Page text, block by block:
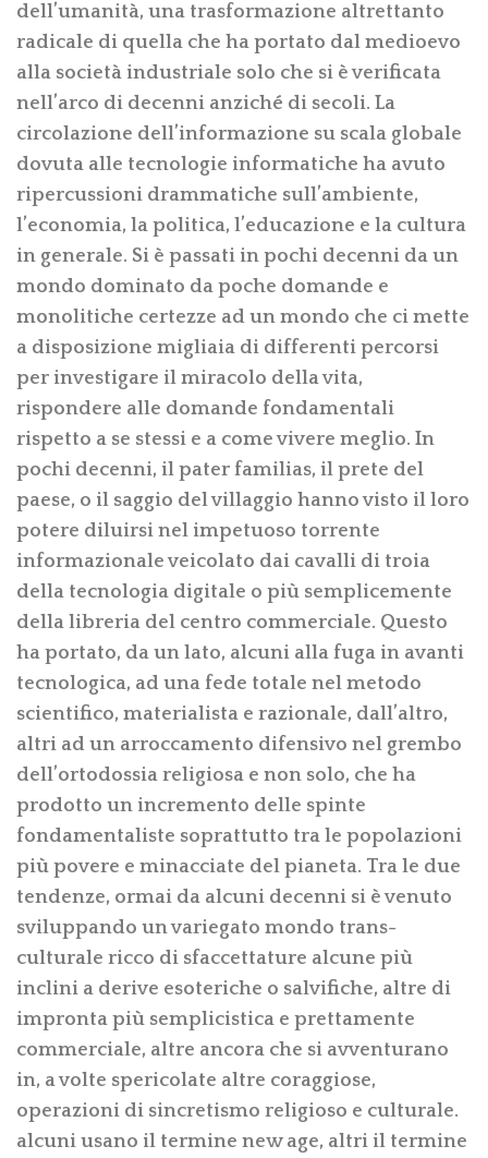
dell’umanità, una trasformazione altrettanto
radicale di quella che ha portato dal medioevo
alla società industriale solo che si è verificata
nell’arco di decenni anziché di secoli. La
circolazione dell’informazione su scala globale
dovuta alle tecnologie informatiche ha avuto
ripercussioni drammatiche sull’ambiente,
l’economia, la politica, l’educazione e la cultura
in generale. Si è passati in pochi decenni da un
mondo dominato da poche domande e
monolitiche certezze ad un mondo che ci mette
a disposizione migliaia di differenti percorsi
per investigare il miracolo della vita,
rispondere alle domande fondamentali
rispetto a se stessi e a come vivere meglio. In
pochi decenni, il pater familias, il prete del
paese, o il saggio del villaggio hanno visto il loro
potere diluirsi nel impetuoso torrente
informazionale veicolato dai cavalli di troia
della tecnologia digitale o più semplicemente
della libreria del centro commerciale. Questo
ha portato, da un lato, alcuni alla fuga in avanti
tecnologica, ad una fede totale nel metodo
scientifico, materialista e razionale, dall’altro,
altri ad un arroccamento difensivo nel grembo
dell’ortodossia religiosa e non solo, che ha
prodotto un incremento delle spinte
fondamentaliste soprattutto tra le popolazioni
più povere e minacciate del pianeta. Tra le due
tendenze, ormai da alcuni decenni si è venuto
sviluppando un variegato mondo trans-
culturale ricco di sfaccettature alcune più
inclini a derive esoteriche o salvifiche, altre di
impronta più semplicistica e prettamente
commerciale, altre ancora che si avventurano
in, a volte spericolate altre coraggiose,
operazioni di sincretismo religioso e culturale.
alcuni usano il termine new age, altri il termine